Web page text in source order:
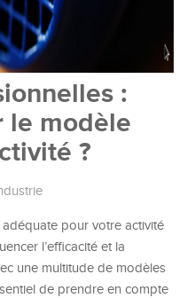
:
le modèle
?
adéquate pour votre activité
l’efficacité et la
une multitude de modèles
de prendre en compte